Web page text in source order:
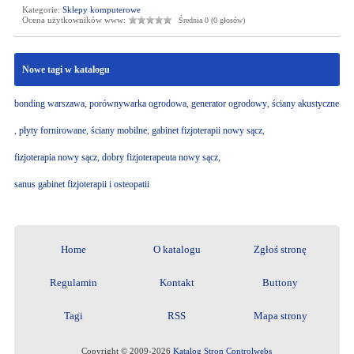
Kategorie: Sklepy komputerowe
Ocena użytkowników www:
Średnia 0 (0 głosów)
Nowe tagi w katalogu
bonding warszawa, porównywarka ogrodowa, generator ogrodowy, ściany akustyczne
, płyty fornirowane, ściany mobilne, gabinet fizjoterapii nowy sącz,
fizjoterapia nowy sącz, dobry fizjoterapeuta nowy sącz,
sanus gabinet fizjoterapii i osteopatii
Home O katalogu Zgłoś stronę
Regulamin Kontakt Buttony
Tagi RSS Mapa strony
Copyright © 2009-2026Katalog Stron Controlwebs